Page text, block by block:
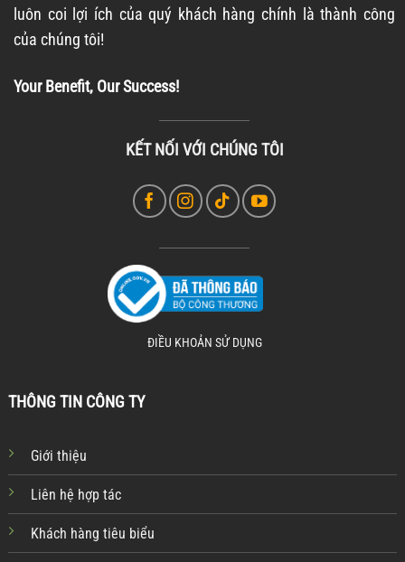
luôn coi lợi ích của quý khách hàng chính là thành công
của chúng tôi!
Your Benefit, Our Success!
KẾT NỐI VỚI CHÚNG TÔI
ĐIỀU KHOẢN SỬ DỤNG
THÔNG TIN CÔNG TY
Giới thiệu
Liên hệ hợp tác
Khách hàng tiêu biểu